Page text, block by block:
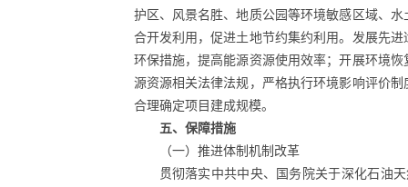
护区、风景名胜、地质公园等环境敏感区域、
合开发利用，促进土地节约集约利用。发展先
环保措施，提高能源资源使用效率；开展环境
源资源相关法律法规，严格执行环境影响评价
合理确定项目建成规模。
五、保障措施
（一）推进体制机制改革
贯彻落实中共中央、国务院关于深化石油